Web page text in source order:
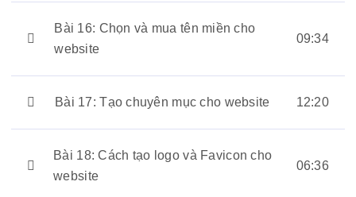
Bài 16: Chọn và mua tên miền cho
website
09:34
Bài 17: Tạo chuyên mục cho website 12:20
Bài 18: Cách tạo logo và Favicon cho
website
06:36